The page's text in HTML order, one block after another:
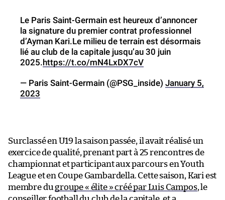
Le Paris Saint-Germain est heureux d’annoncer
la signature du premier contrat professionnel
d’Ayman Kari.Le milieu de terrain est désormais
lié au club de la capitale jusqu’au 30 juin
2025.https://t.co/mN4LxDX7cV
— Paris Saint-Germain (@PSG_inside) January 5,
2023
Surclassé en U19 la saison passée, il avait réalisé un
exercice de qualité, prenant part à 25 rencontres de
championnat et participant aux parcours en Youth
League et en Coupe Gambardella. Cette saison, Kari est
membre dugroupe « élite » créé par Luis Campos, le